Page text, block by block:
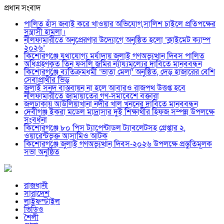
প্রধান সংবাদ
পালিত হাঁস জবাই করে খাওয়ার অভিযোগ,সালিশ চাইলে প্রতিপক্ষের
সন্ত্রাসী হামলা।
নীলফামারীতে অনুপ্রেরণার উদ্যোগে অনুষ্ঠিত হলো ‘ক্লাইমেট ক্যাম্প
২০২৬’
কিশোরগঞ্জে যথাযোগ্য মর্যাদায় জুলাই গণঅভ্যুত্থান দিবস পালিত
অধিগ্রহণকৃত তিন ফসলি জমির ন্যায্যমূল্যের দাবিতে মানববন্ধন
কিশোরগঞ্জে ব্যতিক্রমধর্মী ‘ভাতা মেলা’ অনুষ্ঠিত, দেড় হাজারের বেশি
সেবাপ্রার্থীর ভিড়
জুলাই সনদ বাস্তবায়ন না হলে আবারও রাজপথ উত্তপ্ত হবে
নীলফামারীতে জামায়াতের গণ-সমাবেশে বক্তারা
জলঢাকায় আউলিয়াখানা নদীর খাল খননের দাবিতে মানববন্ধন
দেবীগঞ্জ ইকরা মডেল মাদ্রাসার দুই শিক্ষার্থীর হিফজ সম্পন্ন উপলক্ষে
সংবর্ধনা
কিশোরগঞ্জে ৮০ পিস ট্যাপেন্টাডল ট্যাবলেটসহ গ্রেপ্তার ২,
ওয়ারেন্টভুক্ত আসামিও আটক
কিশোরগঞ্জে জুলাই গণঅভ্যুত্থান দিবস-২০২৬ উপলক্ষে প্রস্তুতিমূলক
সভা অনুষ্ঠিত
রাজধানী
সারাদেশ
লাইফস্টাইল
ভিডিও
শৈলী